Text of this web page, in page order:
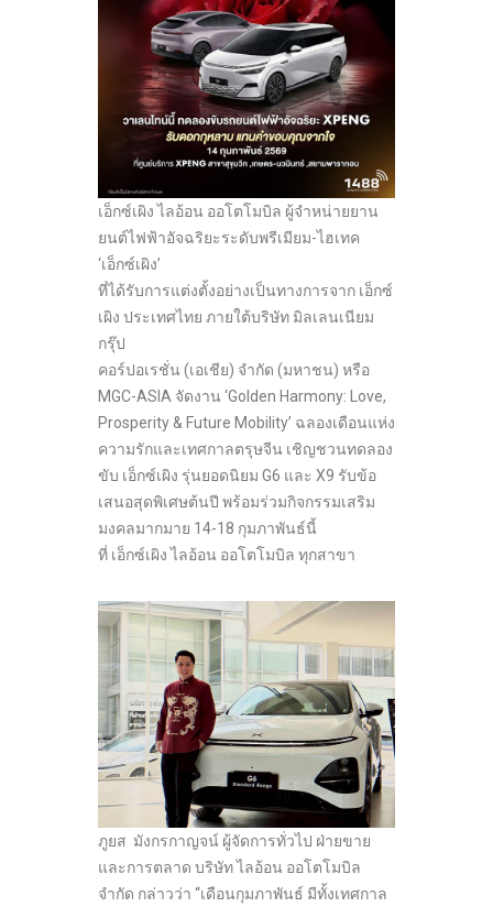
เอ็กซ์เผิง ไลอ้อน ออโตโมบิล ผู้จำหน่ายยาน
ยนต์ไฟฟ้าอัจฉริยะระดับพรีเมียม-ไฮเทค
‘เอ็กซ์เผิง’
ที่ได้รับการแต่งตั้งอย่างเป็นทางการจาก เอ็กซ์
เผิง ประเทศไทย ภายใต้บริษัท มิลเลนเนียม
กรุ๊ป
คอร์ปอเรชั่น (เอเชีย) จำกัด (มหาชน) หรือ
MGC-ASIA จัดงาน ‘Golden Harmony: Love,
Prosperity & Future Mobility’ ฉลองเดือนแห่ง
ความรักและเทศกาลตรุษจีน เชิญชวนทดลอง
ขับ เอ็กซ์เผิง รุ่นยอดนิยม G6 และ X9 รับข้อ
เสนอสุดพิเศษต้นปี พร้อมร่วมกิจกรรมเสริม
มงคลมากมาย 14-18 กุมภาพันธ์นี้
ที่ เอ็กซ์เผิง ไลอ้อน ออโตโมบิล ทุกสาขา
ภูยส มังกรกาญจน์ ผู้จัดการทั่วไป ฝ่ายขาย
และการตลาด บริษัท ไลอ้อน ออโตโมบิล
จำกัด กล่าวว่า “เดือนกุมภาพันธ์ มีทั้งเทศกาล